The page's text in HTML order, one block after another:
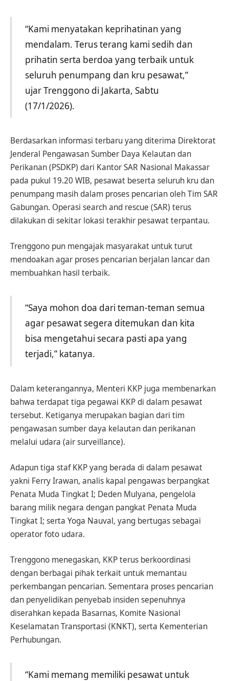
“Kami menyatakan keprihatinan yang
mendalam. Terus terang kami sedih dan
prihatin serta berdoa yang terbaik untuk
seluruh penumpang dan kru pesawat,”
ujar Trenggono di Jakarta, Sabtu
(17/1/2026).
Berdasarkan informasi terbaru yang diterima Direktorat
Jenderal Pengawasan Sumber Daya Kelautan dan
Perikanan (PSDKP) dari Kantor SAR Nasional Makassar
pada pukul 19.20 WIB, pesawat beserta seluruh kru dan
penumpang masih dalam proses pencarian oleh Tim SAR
Gabungan. Operasi search and rescue (SAR) terus
dilakukan di sekitar lokasi terakhir pesawat terpantau.
Trenggono pun mengajak masyarakat untuk turut
mendoakan agar proses pencarian berjalan lancar dan
membuahkan hasil terbaik.
“Saya mohon doa dari teman-teman semua
agar pesawat segera ditemukan dan kita
bisa mengetahui secara pasti apa yang
terjadi,” katanya.
Dalam keterangannya, Menteri KKP juga membenarkan
bahwa terdapat tiga pegawai KKP di dalam pesawat
tersebut. Ketiganya merupakan bagian dari tim
pengawasan sumber daya kelautan dan perikanan
melalui udara (air surveillance).
Adapun tiga staf KKP yang berada di dalam pesawat
yakni Ferry Irawan, analis kapal pengawas berpangkat
Penata Muda Tingkat I; Deden Mulyana, pengelola
barang milik negara dengan pangkat Penata Muda
Tingkat I; serta Yoga Nauval, yang bertugas sebagai
operator foto udara.
Trenggono menegaskan, KKP terus berkoordinasi
dengan berbagai pihak terkait untuk memantau
perkembangan pencarian. Sementara proses pencarian
dan penyelidikan penyebab insiden sepenuhnya
diserahkan kepada Basarnas, Komite Nasional
Keselamatan Transportasi (KNKT), serta Kementerian
Perhubungan.
“Kami memang memiliki pesawat untuk